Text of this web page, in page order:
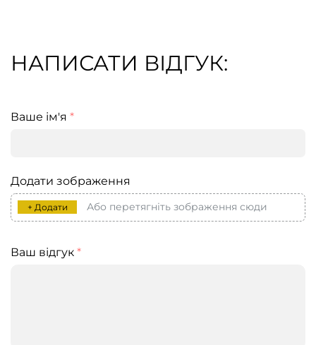
НАПИСАТИ ВІДГУК:
Ваше ім'я *
Додати зображення
+ Додати Або перетягніть зображення сюди
Ваш відгук *